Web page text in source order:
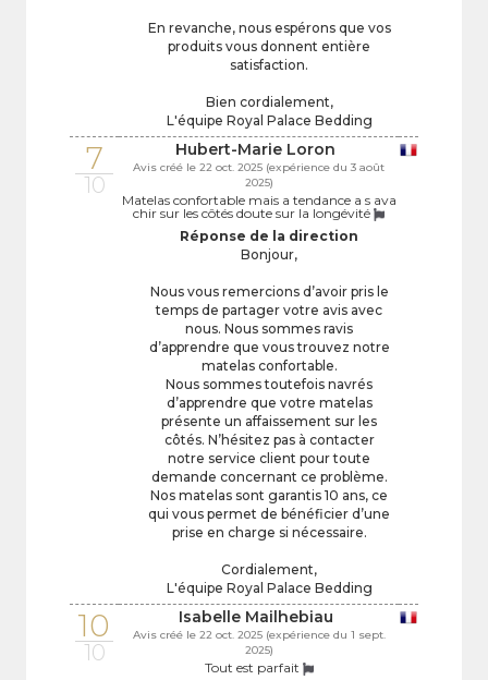
En revanche, nous espérons que vos
produits vous donnent entière
satisfaction.
Bien cordialement,
L'équipe Royal Palace Bedding
7
10
Hubert-Marie Loron
Avis créé le 22 oct. 2025 (expérience du 3 août
2025)
Matelas confortable mais a tendance a s ava
chir sur les côtés doute sur la longévité
Réponse de la direction
Bonjour,
Nous vous remercions d’avoir pris le
temps de partager votre avis avec
nous. Nous sommes ravis
d’apprendre que vous trouvez notre
matelas confortable.
Nous sommes toutefois navrés
d’apprendre que votre matelas
présente un affaissement sur les
côtés. N’hésitez pas à contacter
notre service client pour toute
demande concernant ce problème.
Nos matelas sont garantis 10 ans, ce
qui vous permet de bénéficier d’une
prise en charge si nécessaire.
Cordialement,
L'équipe Royal Palace Bedding
10
10
Isabelle Mailhebiau
Avis créé le 22 oct. 2025 (expérience du 1 sept.
2025)
Tout est parfait